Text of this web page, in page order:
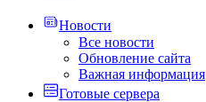
Новости
Все новости
Обновление сайта
Важная информация
Готовые сервера